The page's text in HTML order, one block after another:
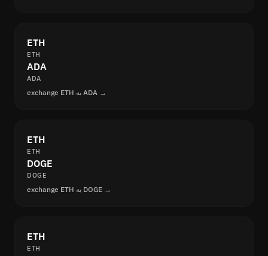
ETH
ETH
ADA
ADA
exchange ETH به ADA →
ETH
ETH
DOGE
DOGE
exchange ETH به DOGE →
ETH
ETH